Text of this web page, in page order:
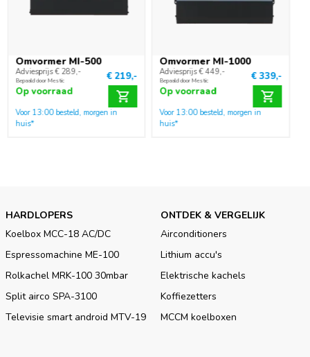
laadregelaar kun je off-grid gaan en toch gebruikmaken van
elektrische apparaten. De omvormer is voorzien van een
zelf de meest geschikte bron met 230 V spanning kiest. Jouw
accu wordt dus pas gebruikt als er geen netstroom aanwezig
Voordat je een omvormer aanschaft, is het belangrijk om goed
Omvormer MI-500
Adviesprijs € 289,-
Bepaald door Mestic
€ 219,-
Op voorraad
Voor 13:00 besteld, morgen in
huis*
Omvormer MI-1000
Adviesprijs € 449,-
Bepaald door Mestic
€ 339,-
Op voorraad
Voor 13:00 besteld, morgen in
huis*
HARDLOPERS
Koelbox MCC-18 AC/DC
Espressomachine ME-100
Rolkachel MRK-100 30mbar
Split airco SPA-3100
Televisie smart android MTV-19
ONTDEK & VERGELIJK
Airconditioners
Lithium accu's
Elektrische kachels
Koffiezetters
MCCM koelboxen